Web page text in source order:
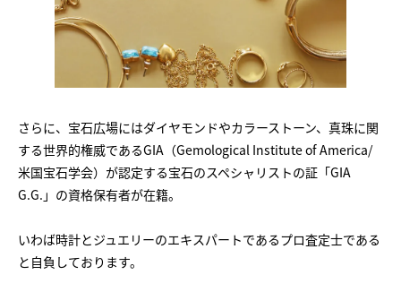
さらに、宝石広場にはダイヤモンドやカラーストーン、真珠に関
する世界的権威であるGIA（Gemological Institute of America/
米国宝石学会）が認定する宝石のスペシャリストの証「GIA
G.G.」の資格保有者が在籍。
いわば時計とジュエリーのエキスパートであるプロ査定士である
と自負しております。